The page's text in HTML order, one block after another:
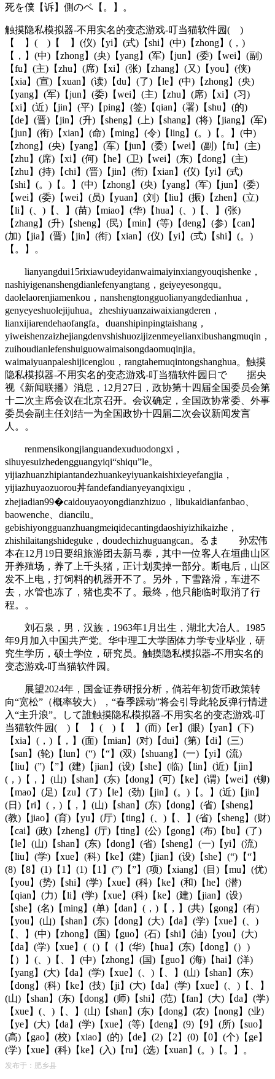
死を僕【诉】側のベ【。】。
触摸隐私模拟器-不用实名的变态游戏-叮当猫软件园( )
【 】( )【 】(仪)【yi】(式)【shi】(中)【zhong】(，)
【，】(中)【zhong】(央)【yang】(军)【jun】(委)【wei】(副)
【fu】(主)【zhu】(席)【xi】(张)【zhang】(又)【you】(侠)
【xia】(宣)【xuan】(读)【du】(了)【le】(中)【zhong】(央)
【yang】(军)【jun】(委)【wei】(主)【zhu】(席)【xi】(习)
【xi】(近)【jin】(平)【ping】(签)【qian】(署)【shu】(的)
【de】(晋)【jin】(升)【sheng】(上)【shang】(将)【jiang】(军)
【jun】(衔)【xian】(命)【ming】(令)【ling】(。)【。】(中)
【zhong】(央)【yang】(军)【jun】(委)【wei】(副)【fu】(主)
【zhu】(席)【xi】(何)【he】(卫)【wei】(东)【dong】(主)
【zhu】(持)【chi】(晋)【jin】(衔)【xian】(仪)【yi】(式)
【shi】(。)【。】(中)【zhong】(央)【yang】(军)【jun】(委)
【wei】(委)【wei】(员)【yuan】(刘)【liu】(振)【zhen】(立)
【li】(、)【、】(苗)【miao】(华)【hua】(、)【、】(张)
【zhang】(升)【sheng】(民)【min】(等)【deng】(参)【can】
(加)【jia】(晋)【jin】(衔)【xian】(仪)【yi】(式)【shi】(。)
【。】。
lianyangdui15rixiawudeyidanwaimaiyinxiangyouqishenke，
nashiyigenanshengdianlefenyangtang，geiyeyesongqu。
daolelaorenjiamenkou，nanshengtongguolianyangdedianhua，
genyeyeshuolejijuhua。zheshiyuanzaiwaixiangderen，
lianxijiarendehaofangfa。duanshipinpingtaishang，
yiweishenzaizhejiangdenvshishuozijizenmeyelianxibushangmuqin，
zuihoudianlefenshuiguowaimaisongdaomuqinjia。
waimaiyuanpaleshijicenglou，rangtahemuqintongshanghua。触摸
隐私模拟器-不用实名的变态游戏-叮当猫软件园日で 据央
视《新闻联播》消息，12月27日，政协第十四届全国委员会第
十二次主席会议在北京召开。会议确定，全国政协常委、外事
委员会副主任刘结一为全国政协十四届二次会议新闻发言
人。。
renmensikongjianguandexuduodongxi，
sihuyesuizhedengguangyiqi“shiqu”le。
yijiazhuanzhipiantandezhuankeyiyuankaishixieyefangjia，
yijiazhuyaozuorou丼fandefandianyeyanqixigu，
zhejiadian99�caidouyaoyongdianzhizuo，libukaidianfanbao、
baowenche、diancilu。
gebishiyongguanzhuangmeiqidecantingdaoshiyizhikaizhe，
zhishilaitangshideguke，doudechizhuguangcan。るま 孙宏伟
本在12月19日要组旅游团去新马泰，其中一位客人在垣曲山区
开养殖场，养了上千头猪，正计划卖掉一部分。断电后，山区
发不上电，打饲料的机器开不了。另外，下雪路滑，车进不
去，水管也冻了，猪也卖不了。最终，他只能临时取消了行
程。。
刘石泉，男，汉族，1963年1月出生，湖北大冶人。1985
年9月加入中国共产党。华中理工大学固体力学专业毕业，研
究生学历，硕士学位，研究员。触摸隐私模拟器-不用实名的
变态游戏-叮当猫软件园。
展望2024年，国金证券研报分析，倘若年初货币政策转
向“宽松”（概率较大），“春季躁动”将会引导此轮反弹行情进
入“主升浪”。して誰触摸隐私模拟器-不用实名的变态游戏-叮
当猫软件园( )【 】( )【 】(而)【er】(眼)【yan】(下)
【xia】(，)【，】(面)【mian】(对)【dui】(第)【di】(三)
【san】(轮)【lun】(“)【“】(双)【shuang】(一)【yi】(流)
【liu】(”)【”】(建)【jian】(设)【she】(临)【lin】(近)【jin】
(，)【，】(山)【shan】(东)【dong】(可)【ke】(谓)【wei】(铆)
【mao】(足)【zu】(了)【le】(劲)【jin】(。)【。】(近)【jin】
(日)【ri】(，)【，】(山)【shan】(东)【dong】(省)【sheng】
(教)【jiao】(育)【yu】(厅)【ting】(、)【、】(省)【sheng】(财)
【cai】(政)【zheng】(厅)【ting】(公)【gong】(布)【bu】(了)
【le】(山)【shan】(东)【dong】(省)【sheng】(一)【yi】(流)
【liu】(学)【xue】(科)【ke】(建)【jian】(设)【she】(“)【“】
(8)【8】(1)【1】(1)【1】(”)【”】(项)【xiang】(目)【mu】(优)
【you】(势)【shi】(学)【xue】(科)【ke】(和)【he】(潜)
【qian】(力)【li】(学)【xue】(科)【ke】(建)【jian】(设)
【she】(名)【ming】(单)【dan】(，)【，】(共)【gong】(有)
【you】(山)【shan】(东)【dong】(大)【da】(学)【xue】(、)
【、】(中)【zhong】(国)【guo】(石)【shi】(油)【you】(大)
【da】(学)【xue】(（)【（】(华)【hua】(东)【dong】(）)
【）】(、)【、】(中)【zhong】(国)【guo】(海)【hai】(洋)
【yang】(大)【da】(学)【xue】(、)【、】(山)【shan】(东)
【dong】(科)【ke】(技)【ji】(大)【da】(学)【xue】(、)【、】
(山)【shan】(东)【dong】(师)【shi】(范)【fan】(大)【da】(学)
【xue】(、)【、】(山)【shan】(东)【dong】(农)【nong】(业)
【ye】(大)【da】(学)【xue】(等)【deng】(9)【9】(所)【suo】
(高)【gao】(校)【xiao】(的)【de】(2)【2】(0)【0】(个)【ge】
(学)【xue】(科)【ke】(入)【ru】(选)【xuan】(。)【。】。
发布于：肥乡县